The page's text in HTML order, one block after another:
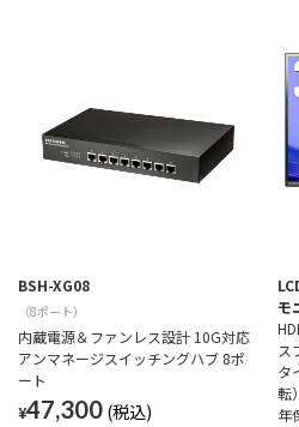
BSH-XG08
（8ポート）
内蔵電源＆ファンレス設計 10G対応
アンマネージスイッチングハブ 8ポ
ート
¥47,300
モ
ス
タ
転
年